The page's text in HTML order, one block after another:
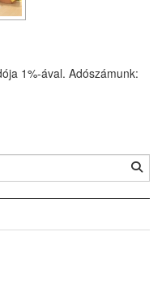
1%-ával. Adószámunk: